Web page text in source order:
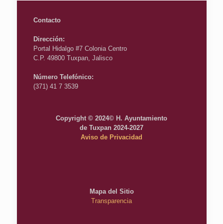
Contacto
Dirección:
Portal Hidalgo #7 Colonia Centro
C.P. 49800 Tuxpan, Jalisco
Número Telefónico:
(371) 41 7 3539
Copyright © 2024© H. Ayuntamiento
de Tuxpan 2024-2027
Aviso de Privacidad
Mapa del Sitio
Transparencia